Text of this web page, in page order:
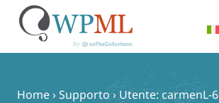
contenuto
Home›Supporto › Utente: carmenL-6